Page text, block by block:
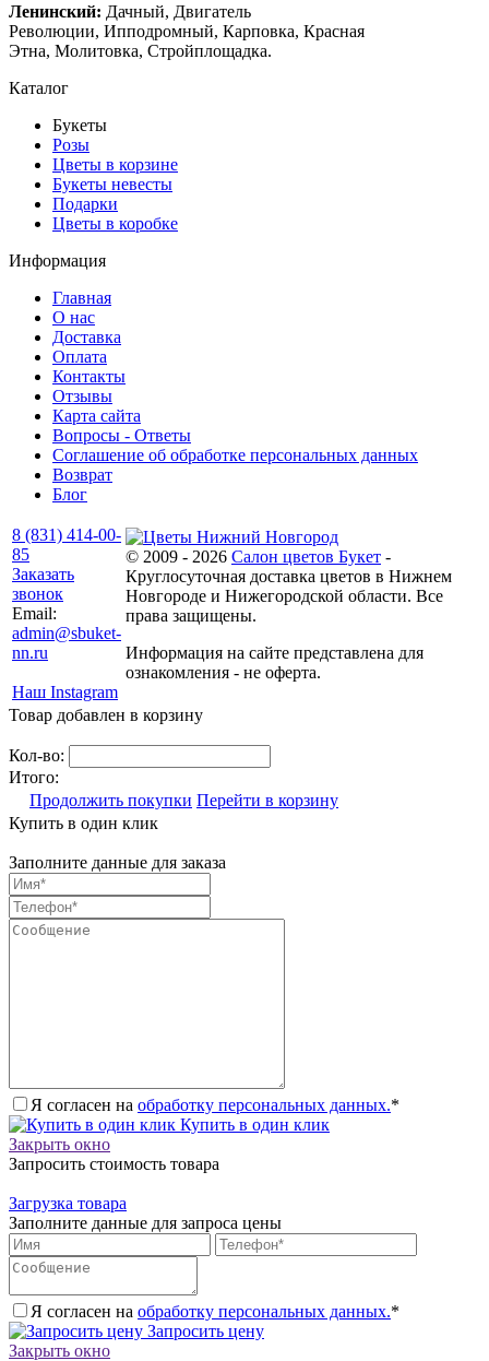
Ленинский: Дачный, Двигатель
Революции, Ипподромный, Карповка, Красная
Этна, Молитовка, Стройплощадка.
Каталог
Букеты
Розы
Цветы в корзине
Букеты невесты
Подарки
Цветы в коробке
Информация
Главная
О нас
Доставка
Оплата
Контакты
Отзывы
Карта сайта
Вопросы - Ответы
Соглашение об обработке персональных данных
Возврат
Блог
8 (831) 414-00-
85
Заказать
звонок
Email:
admin@sbuket-
nn.ru
Наш Instagram
© 2009 - 2026 Салон цветов Букет -
Круглосуточная доставка цветов в Нижнем
Новгороде и Нижегородской области. Все
права защищены.
Информация на сайте представлена для
ознакомления - не оферта.
Товар добавлен в корзину
Кол-во:
Итого:
Продолжить покупки Перейти в корзину
Купить в один клик
Заполните данные для заказа
Я согласен на обработку персональных данных.*
Купить в один клик
Закрыть окно
Запросить стоимость товара
Загрузка товара
Заполните данные для запроса цены
Я согласен на обработку персональных данных.*
Запросить цену
Закрыть окно